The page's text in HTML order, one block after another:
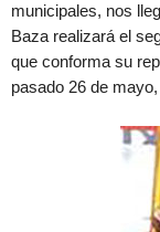
municipales, nos
Baza realizará el
que conforma su
pasado 26 de